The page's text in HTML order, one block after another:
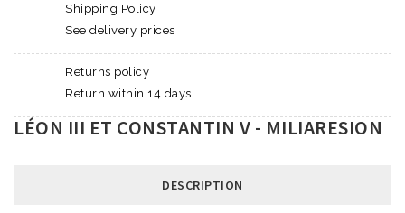
Shipping Policy
See delivery prices
Returns policy
Return within 14 days
LÉON III ET CONSTANTIN V - MILIARESION
DESCRIPTION